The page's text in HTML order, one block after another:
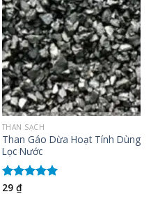
THAN SẠCH
Than Gáo Dừa Hoạt Tính Dùng
Lọc Nước
Được xếp
29 ₫